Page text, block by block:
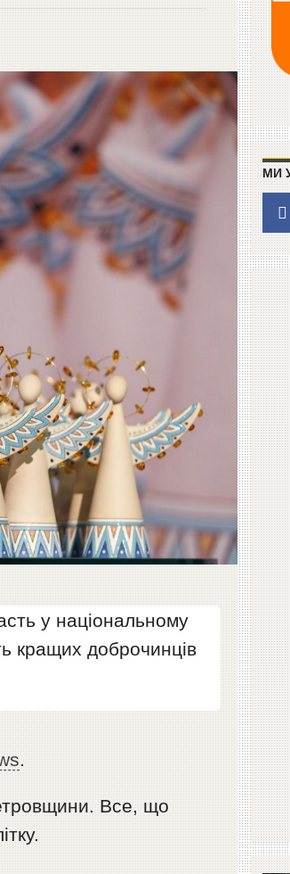
у національному
кращих доброчинців
.
Все, що
МИ